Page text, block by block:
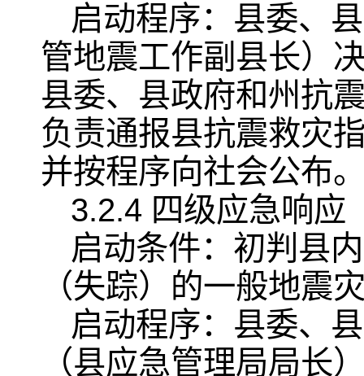
启动程序：县委、
管地震工作副县长）
县委、县政府和州抗
负责通报县抗震救灾
并按程序向社会公布
3.2.4 四级应急响应
启动条件：初判县
（失踪）的一般地震
启动程序：县委、
（县应急管理局局长